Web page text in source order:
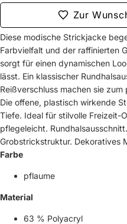
Zur
Diese modische Strickjacke
Farbvielfalt und der raffinierten
sorgt für einen dynamischen
lässt. Ein klassischer
Reißverschluss machen sie
Die offene, plastisch wirkende
Tiefe. Ideal für stilvolle Freizeit-
pflegeleicht.
Grobstrickstruktur. Dekoratives
Farbe
pflaume
Material
63 % Polyacryl